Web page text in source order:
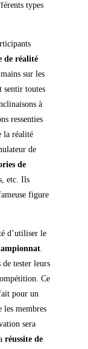
types
de réalité
sur les
sentir toutes
à
ressenties
la réalité
de
de
etc. Ils
figure
d’utiliser le
.
tester leurs
Ce
pour un
membres
sera
réussite de